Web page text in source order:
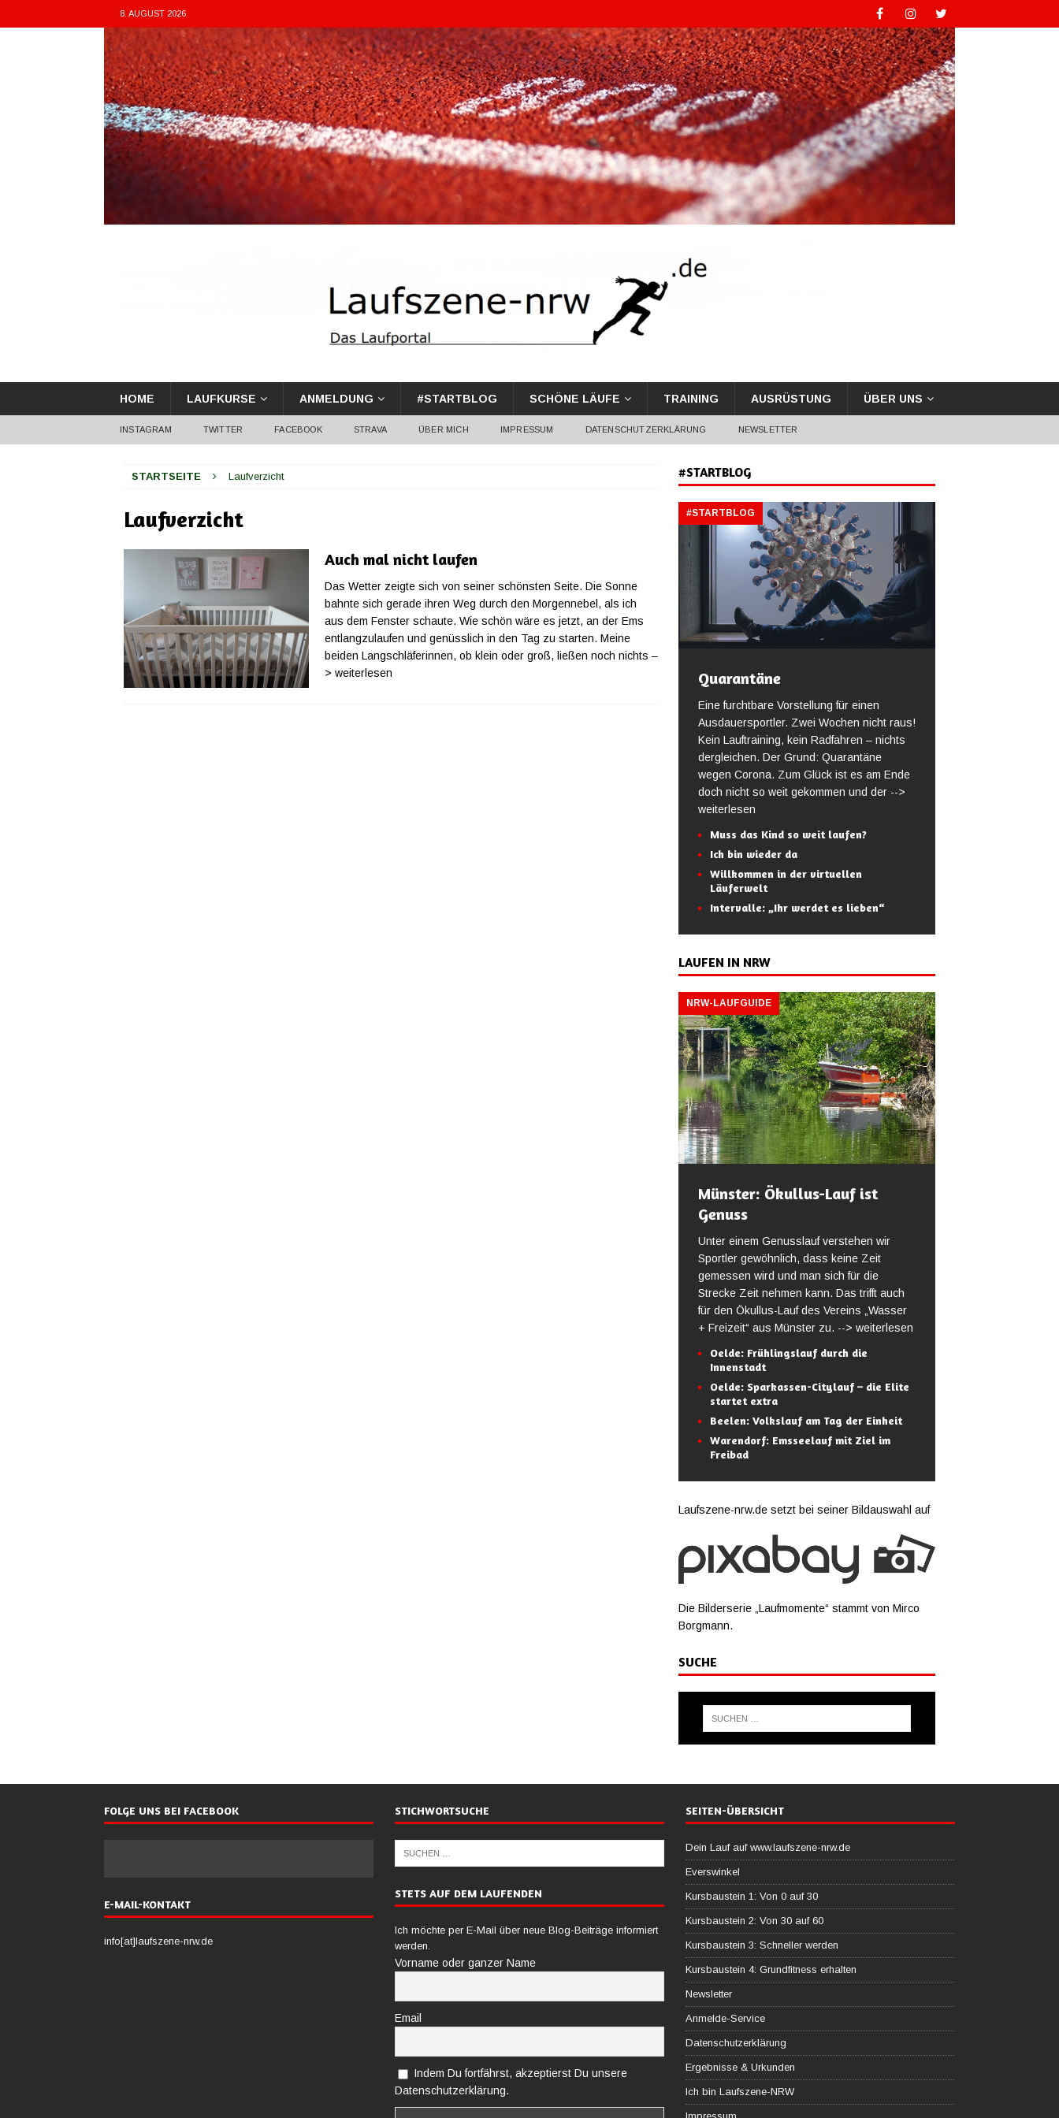
8. AUGUST 2026
HOME LAUFKURSE ANMELDUNG #STARTBLOG SCHÖNE LÄUFE TRAINING AUSRÜSTUNG ÜBER UNS
INSTAGRAM TWITTER FACEBOOK STRAVA ÜBER MICH IMPRESSUM DATENSCHUTZERKLÄRUNG NEWSLETTER
STARTSEITE Laufverzicht
Laufverzicht
Auch mal nicht laufen
Das Wetter zeigte sich von seiner schönsten Seite. Die Sonne
bahnte sich gerade ihren Weg durch den Morgennebel, als ich
aus dem Fenster schaute. Wie schön wäre es jetzt, an der Ems
entlangzulaufen und genüsslich in den Tag zu starten. Meine
beiden Langschläferinnen, ob klein oder groß, ließen noch nichts –
> weiterlesen
#STARTBLOG
#STARTBLOG
Quarantäne
Eine furchtbare Vorstellung für einen
Ausdauersportler. Zwei Wochen nicht raus!
Kein Lauftraining, kein Radfahren – nichts
dergleichen. Der Grund: Quarantäne
wegen Corona. Zum Glück ist es am Ende
doch nicht so weit gekommen und der -->
weiterlesen
Muss das Kind so weit laufen?
Ich bin wieder da
Willkommen in der virtuellen
Läuferwelt
Intervalle: „Ihr werdet es lieben“
LAUFEN IN NRW
NRW-LAUFGUIDE
Münster: Ökullus-Lauf ist
Genuss
Unter einem Genusslauf verstehen wir
Sportler gewöhnlich, dass keine Zeit
gemessen wird und man sich für die
Strecke Zeit nehmen kann. Das trifft auch
für den Ökullus-Lauf des Vereins „Wasser
+ Freizeit“ aus Münster zu. --> weiterlesen
Oelde: Frühlingslauf durch die
Innenstadt
Oelde: Sparkassen-Citylauf – die Elite
startet extra
Beelen: Volkslauf am Tag der Einheit
Warendorf: Emsseelauf mit Ziel im
Freibad
Laufszene-nrw.de setzt bei seiner Bildauswahl auf
Die Bilderserie „Laufmomente“ stammt von Mirco
Borgmann.
SUCHE
FOLGE UNS BEI FACEBOOK
E-MAIL-KONTAKT
info[at]laufszene-nrw.de
STICHWORTSUCHE
STETS AUF DEM LAUFENDEN
Ich möchte per E-Mail über neue Blog-Beiträge informiert
werden.
Vorname oder ganzer Name
Email
Indem Du fortfährst, akzeptierst Du unsere
Datenschutzerklärung.
SEITEN-ÜBERSICHT
Dein Lauf auf www.laufszene-nrw.de
Everswinkel
Kursbaustein 1: Von 0 auf 30
Kursbaustein 2: Von 30 auf 60
Kursbaustein 3: Schneller werden
Kursbaustein 4: Grundfitness erhalten
Newsletter
Anmelde-Service
Datenschutzerklärung
Ergebnisse & Urkunden
Ich bin Laufszene-NRW